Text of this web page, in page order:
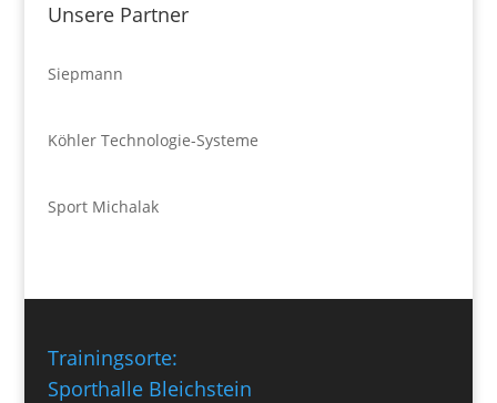
Unsere Partner
Siepmann
Köhler Technologie-Systeme
Sport Michalak
Trainingsorte:
Sporthalle Bleichstein